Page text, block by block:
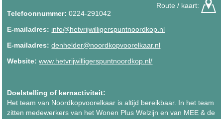
Route / kaart:
Telefoonnummer: 0224-291042
E-mailadres: info@hetvrijwilligerspuntnoordkop.nl
E-mailadres: denhelder@noordkopvoorelkaar.nl
Website: www.hetvrijwilligerspuntnoordkop.nl/
Doelstelling of kernactiviteit:
Het team van Noordkopvoorelkaar is altijd bereikbaar. In het team
zitten medewerkers van het Wonen Plus Welzijn en van MEE & de